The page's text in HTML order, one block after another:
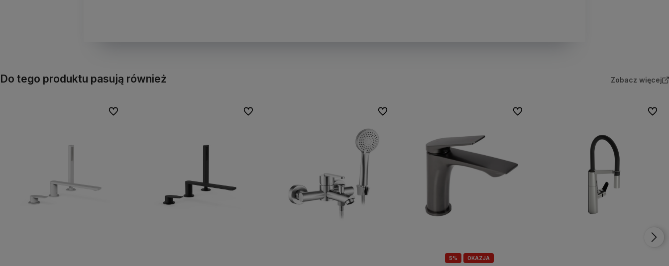
Do tego produktu pasują również Zobacz więcej
Do ulubionych Do ulubionych Do ulubionych
5% OKAZJA
Do ulubionych Do